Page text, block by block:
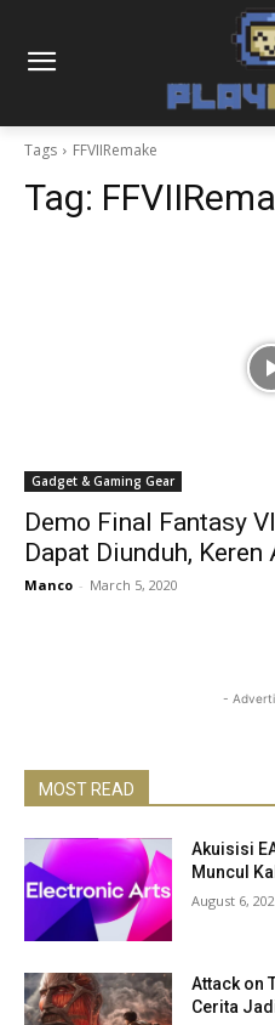
Tags FFVIIRemake
Tag:
Gadget & Gaming Gear
Demo Final Fantasy
Dapat Diunduh, Keren
Manco - March 5, 2020
-
MOST READ
Akuisisi
Muncul
August 6,
Attack on
Cerita